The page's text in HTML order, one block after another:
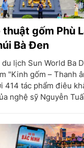
thuật gốm Phù
Bà Đen
lịch Sun World Ba
"Kinh gốm – Thanh
414 tác phẩm điêu
nghệ sỹ Nguyễn